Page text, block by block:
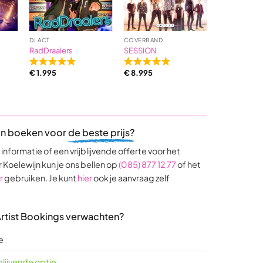
DJ ACT
RadDraaiers
Rated
5,0
5
on
9
ratings
€1.995
COVERBAND
SESSION
Rated
5,0
5
17
ratings
€8.995
boeken voorde beste prijs?
of een vrijblijvende offerte voor het
Koelewijn kun je ons bellen op(085) 877 12 77of het
gebruiken. Je kunt hierook je aanvraag zelf
Bookings verwachten?